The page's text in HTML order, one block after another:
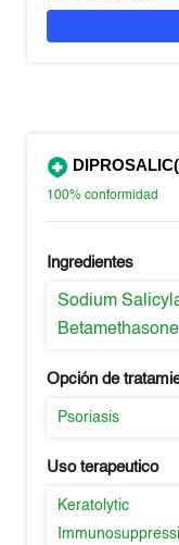
100%conformidad
Ingredientes
Sodium
Opción de
Psoriasis
Uso terapeutico
Keratolytic